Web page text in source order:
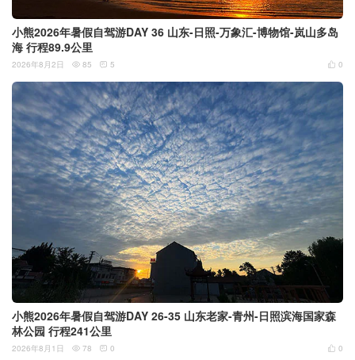
小熊2026年暑假自驾游DAY 36 山东-日照-万象汇-博物馆-岚山多岛
海 行程89.9公里
 0
2026年8月2日  85  5
小熊2026年暑假自驾游DAY 26-35 山东老家-青州-日照滨海国家森
林公园 行程241公里
 0
2026年8月1日  78  0